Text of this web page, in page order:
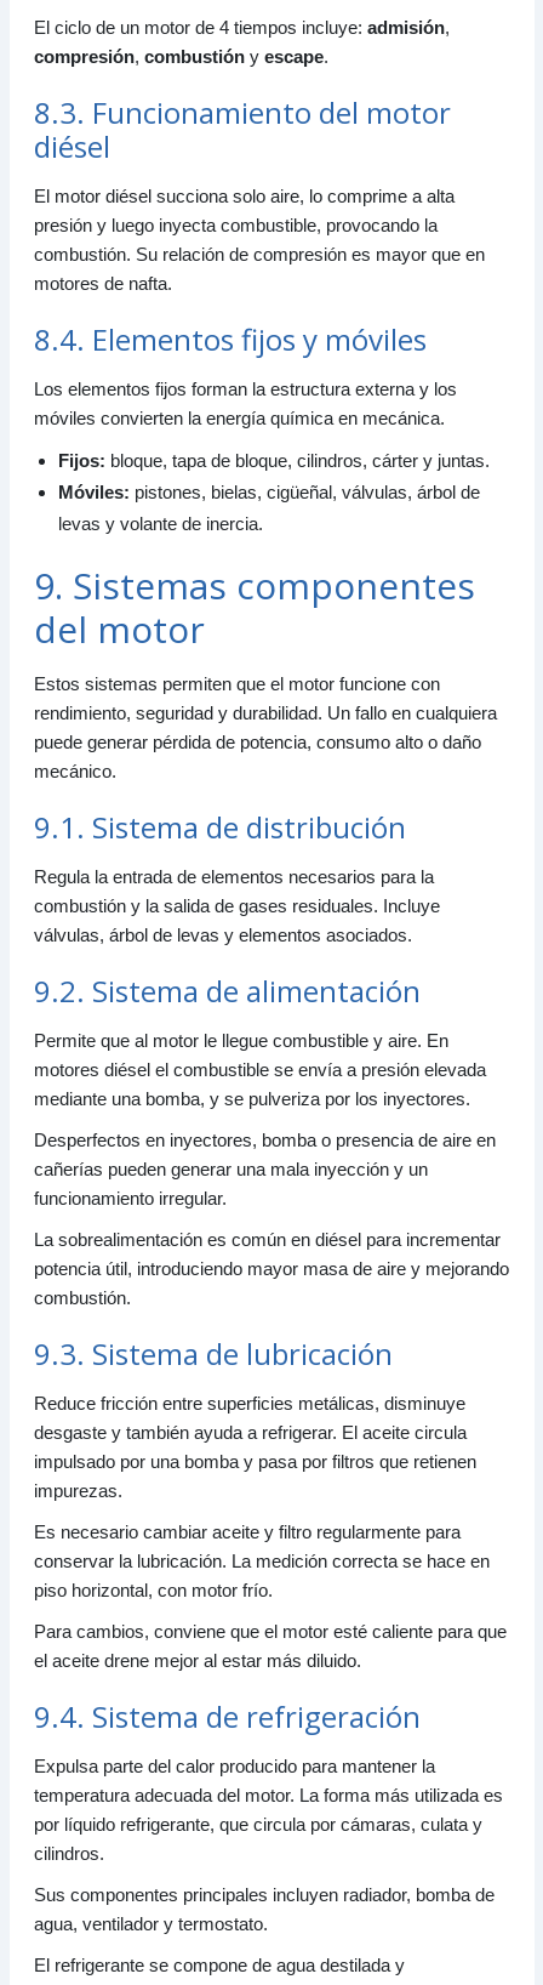
El ciclo de un motor de 4 tiempos incluye: admisión,
compresión, combustióny escape.
8.3. Funcionamiento del motor
diésel
El motor diésel succiona solo aire, lo comprime a alta
presión y luego inyecta combustible, provocando la
combustión. Su relación de compresión es mayor que en
motores de nafta.
8.4. Elementos fijos y móviles
Los elementos fijos forman la estructura externa y los
móviles convierten la energía química en mecánica.
Fijos: bloque, tapa de bloque, cilindros, cárter y juntas.
Móviles: pistones, bielas, cigüeñal, válvulas, árbol de
levas y volante de inercia.
9. Sistemas componentes
del motor
Estos sistemas permiten que el motor funcione con
rendimiento, seguridad y durabilidad. Un fallo en cualquiera
puede generar pérdida de potencia, consumo alto o daño
mecánico.
9.1. Sistema de distribución
Regula la entrada de elementos necesarios para la
combustión y la salida de gases residuales. Incluye
válvulas, árbol de levas y elementos asociados.
9.2. Sistema de alimentación
Permite que al motor le llegue combustible y aire. En
motores diésel el combustible se envía a presión elevada
mediante una bomba, y se pulveriza por los inyectores.
Desperfectos en inyectores, bomba o presencia de aire en
cañerías pueden generar una mala inyección y un
funcionamiento irregular.
La sobrealimentación es común en diésel para incrementar
potencia útil, introduciendo mayor masa de aire y mejorando
combustión.
9.3. Sistema de lubricación
Reduce fricción entre superficies metálicas, disminuye
desgaste y también ayuda a refrigerar. El aceite circula
impulsado por una bomba y pasa por filtros que retienen
impurezas.
Es necesario cambiar aceite y filtro regularmente para
conservar la lubricación. La medición correcta se hace en
piso horizontal, con motor frío.
Para cambios, conviene que el motor esté caliente para que
el aceite drene mejor al estar más diluido.
9.4. Sistema de refrigeración
Expulsa parte del calor producido para mantener la
temperatura adecuada del motor. La forma más utilizada es
por líquido refrigerante, que circula por cámaras, culata y
cilindros.
Sus componentes principales incluyen radiador, bomba de
agua, ventilador y termostato.
El refrigerante se compone de agua destilada y